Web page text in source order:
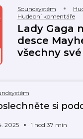
Soundsystém
Hudební komentáře
Lady Gaga
desce
všechny
si
2025 1 hod 37 min